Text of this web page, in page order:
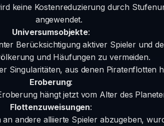
keine Kostenreduzierung durch
angewendet.
Universumsobjekte:
Berücksichtigung aktiver Spieler und
und Häufungen zu vermeiden.
Singularitäten, aus denen Piratenflotten
Eroberung:
hängt jetzt vom Alter des
Flottenzuweisungen:
an andere alliierte Spieler abzugeben,